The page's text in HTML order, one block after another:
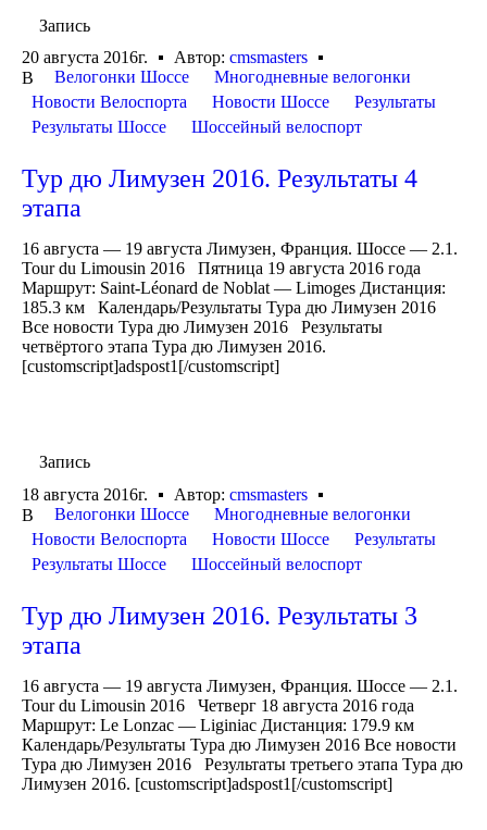
Запись
20 августа 2016г.
Автор: cmsmasters
В
Велогонки Шоссе
Многодневные велогонки
Новости Велоспорта
Новости Шоссе
Результаты
Результаты Шоссе
Шоссейный велоспорт
Тур дю Лимузен 2016. Результаты 4
этапа
16 августа — 19 августа Лимузен, Франция. Шоссе — 2.1.
Tour du Limousin 2016 Пятница 19 августа 2016 года
Маршрут: Saint-Léonard de Noblat — Limoges Дистанция:
185.3 км Календарь/Результаты Тура дю Лимузен 2016
Все новости Тура дю Лимузен 2016 Результаты
четвёртого этапа Тура дю Лимузен 2016.
[customscript]adspost1[/customscript]
Запись
18 августа 2016г.
Автор: cmsmasters
В
Велогонки Шоссе
Многодневные велогонки
Новости Велоспорта
Новости Шоссе
Результаты
Результаты Шоссе
Шоссейный велоспорт
Тур дю Лимузен 2016. Результаты 3
этапа
16 августа — 19 августа Лимузен, Франция. Шоссе — 2.1.
Tour du Limousin 2016 Четверг 18 августа 2016 года
Маршрут: Le Lonzac — Liginiac Дистанция: 179.9 км
Календарь/Результаты Тура дю Лимузен 2016 Все новости
Тура дю Лимузен 2016 Результаты третьего этапа Тура дю
Лимузен 2016. [customscript]adspost1[/customscript]